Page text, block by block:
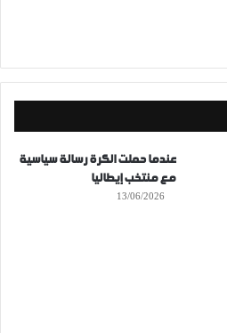
عندما حملت الكرة رسالة سياسية
مع منتخب إيطاليا
13/06/2026